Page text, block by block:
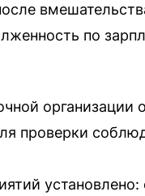
по
проверки